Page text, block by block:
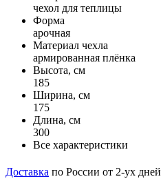
чехол для теплицы
Форма
арочная
Материал чехла
армированная плёнка
Высота, см
185
Ширина, см
175
Длина, см
300
Все характеристики
Доставка по России от 2-ух дней